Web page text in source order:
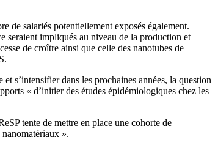
de salariés potentiellement exposés également.
seraient impliqués au niveau de la production et
de croître ainsi que celle des nanotubes de
s’intensifier dans les prochaines années, la question
« d’initier des études épidémiologiques chez les
tente de mettre en place une cohorte de
».